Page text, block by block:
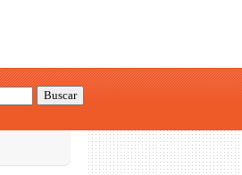
de búsqueda